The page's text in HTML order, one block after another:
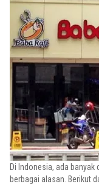
Di Indonesia, ada
berbagai alasan. Berikut